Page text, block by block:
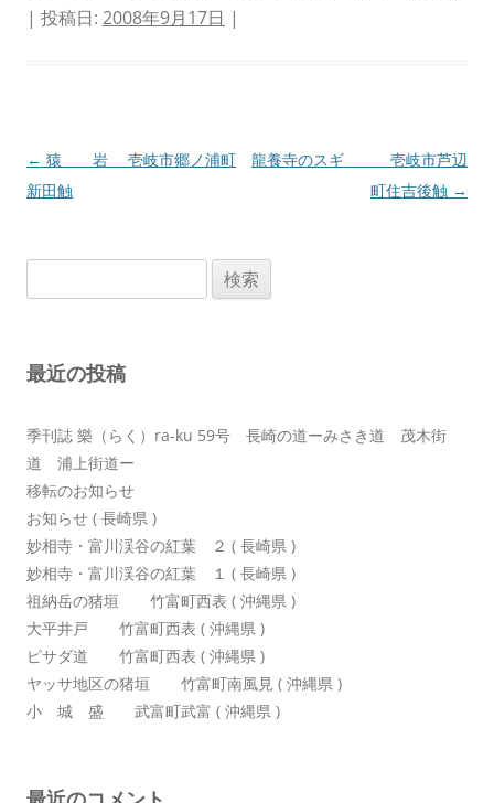
| 投稿日: 2008年9月17日 |
投
稿
ョ
← 猿 岩 壱岐市郷ノ浦町
新田触
龍養寺のスギ 壱岐市芦辺
町住吉後触 →
索:
最近の投稿
季刊誌 樂（らく）ra-ku 59号 長崎の道ーみさき道 茂木街
道 浦上街道ー
移転のお知らせ
お知らせ ( 長崎県 )
妙相寺・富川渓谷の紅葉 ２ ( 長崎県 )
妙相寺・富川渓谷の紅葉 １ ( 長崎県 )
祖納岳の猪垣 竹富町西表 ( 沖縄県 )
大平井戸 竹富町西表 ( 沖縄県 )
ピサダ道 竹富町西表 ( 沖縄県 )
ヤッサ地区の猪垣 竹富町南風見 ( 沖縄県 )
小 城 盛 武富町武富 ( 沖縄県 )